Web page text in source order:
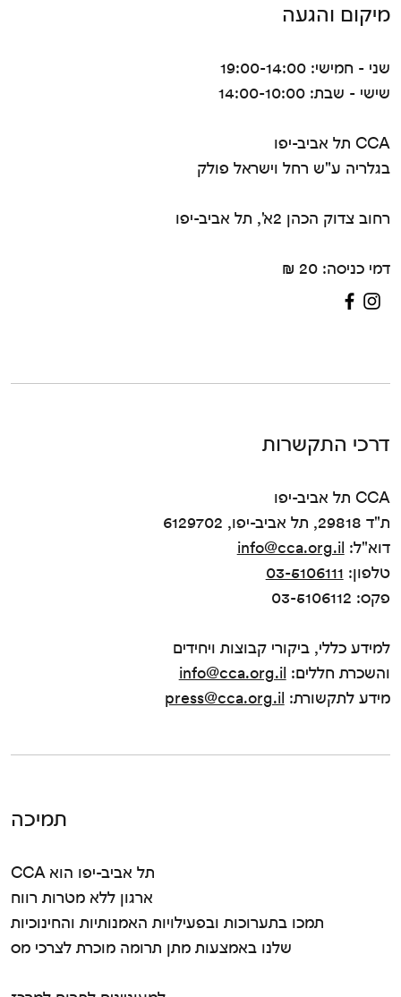
מיקום והגעה
שני - חמישי: 19:00-14:00
שישי - שבת: 14:00-10:00
CCA תל אביב-יפו
בגלריה ע"ש רחל וישראל פולק
רחוב צדוק הכהן 2א', תל אביב-יפו
דמי כניסה: 20 ₪
דרכי התקשרות
CCA תל אביב-יפו
ת"ד 29818, תל אביב-יפו, 6129702
דוא"ל: info@cca.org.il
טלפון: 03-5106111
פקס: 03-5106112
למידע כללי, ביקורי קבוצות ויחידים
והשכרת חללים: info@cca.org.il
מידע לתקשורת: press@cca.org.il
תמיכה
CCA תל אביב-יפו הוא
ארגון ללא מטרות רווח
תמכו בתערוכות ובפעילויות האמנותיות והחינוכיות
שלנו באמצעות מתן תרומה מוכרת לצרכי מס